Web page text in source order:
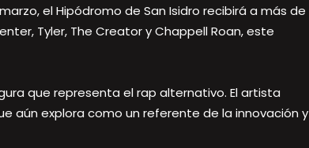
el Hipódromo de San Isidro recibirá a más de
Tyler, The Creator y Chappell Roan, este
que representa el rap alternativo. El artista
aún explora como un referente de la innovación y